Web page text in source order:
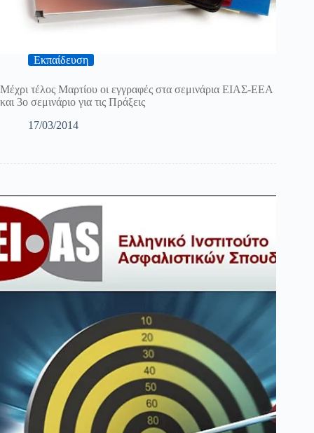
Εκπαίδευση
Μέχρι τέλος Μαρτίου οι εγγραφές στα σεμινάρια ΕΙΑΣ-ΕΕΑ
και 3ο σεμινάριο για τις Πράξεις
17/03/2014